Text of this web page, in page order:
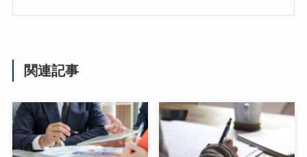
関連記事